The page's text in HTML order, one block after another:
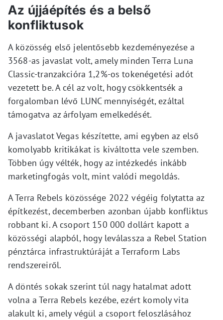
Az újjáépítés és a belső
konfliktusok
A közösség első jelentősebb kezdeményezése a
3568-as javaslat volt, amely minden Terra Luna
Classic-tranzakcióra 1,2%-os tokenégetési adót
vezetett be. A cél az volt, hogy csökkentsék a
forgalomban lévő LUNC mennyiségét, ezáltal
támogatva az árfolyam emelkedését.
A javaslatot Vegas készítette, ami egyben az első
komolyabb kritikákat is kiváltotta vele szemben.
Többen úgy vélték, hogy az intézkedés inkább
marketingfogás volt, mint valódi megoldás.
A Terra Rebels közössége 2022 végéig folytatta az
építkezést, decemberben azonban újabb konfliktus
robbant ki. A csoport 150 000 dollárt kapott a
közösségi alapból, hogy leválassza a Rebel Station
pénztárca infrastruktúráját a Terraform Labs
rendszereiről.
A döntés sokak szerint túl nagy hatalmat adott
volna a Terra Rebels kezébe, ezért komoly vita
alakult ki, amely végül a csoport feloszlásához